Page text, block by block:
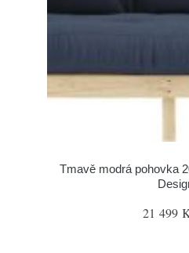
Tmavě modrá pohovka
21 499